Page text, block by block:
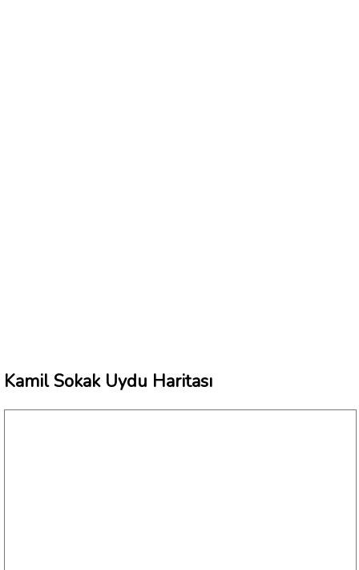
Kamil Sokak Uydu Haritası